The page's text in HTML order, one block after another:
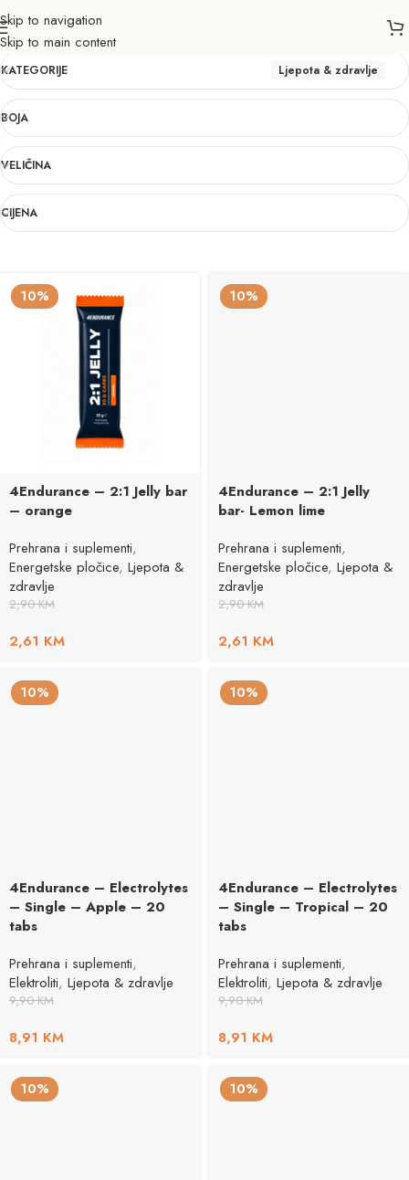
Skip to navigation
Skip to main content
Ljepota & zdravlje
KATEGORIJE Ljepota & zdravlje
BOJA
VELIČINA
CIJENA
10%
4Endurance – 2:1 Jelly bar
– orange
Prehrana i suplementi,
Energetske pločice, Ljepota &
zdravlje
2,90KM
2,61 KM
10%
4Endurance – 2:1 Jelly
bar- Lemon lime
Prehrana i suplementi,
Energetske pločice, Ljepota &
zdravlje
2,90KM
2,61 KM
10%
4Endurance – Electrolytes
– Single – Apple – 20
tabs
Prehrana i suplementi,
Elektroliti, Ljepota & zdravlje
9,90KM
8,91 KM
10%
4Endurance – Electrolytes
– Single – Tropical – 20
tabs
Prehrana i suplementi,
Elektroliti, Ljepota & zdravlje
9,90KM
8,91 KM
10% 10%